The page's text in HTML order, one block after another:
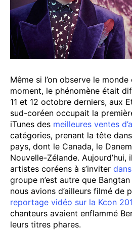
Même si l’on observe le
moment, le phénomène était
11 et 12 octobre derniers, aux
sud-coréen occupait la
iTunes des meilleures ventes
catégories, prenant la tête
pays, dont le Canada, le
Nouvelle-Zélande.
artistes coréens à s’inviter
groupe n’est autre que
nous avions d’ailleurs filmé de
reportage vidéo sur la Kcon
chanteurs avaient enflammé
leurs titres phares.